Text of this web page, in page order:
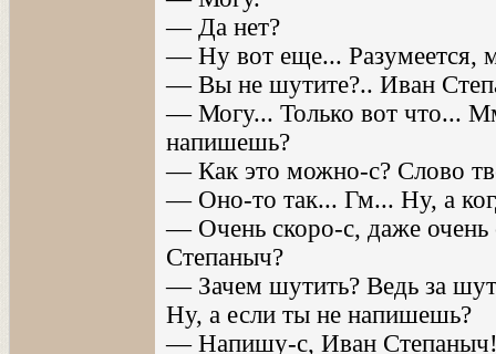
— Да нет?
— Ну вот еще... Разумеется,
— Вы не шутите?.. Иван
— Могу... Только вот что...
напишешь?
— Как это можно-с? Слово
— Оно-то так... Гм... Ну, а
— Очень скоро-с, даже
Степаныч?
— Зачем шутить? Ведь за
Ну, а если ты не напишешь?
— Напишу-с, Иван